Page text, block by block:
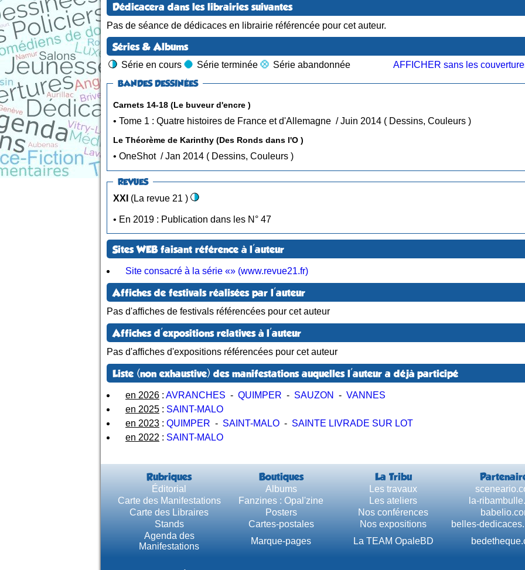
Dédicacera dans les librairies suivantes
Pas de séance de dédicaces en librairie référencée pour cet auteur.
Séries & Albums
Série en cours Série terminée Série abandonnée
AFFICHER sans les
BANDES DESSINÉES
Carnets 14-18 (Le buveur d'encre )
• Tome 1 : Quatre histoires de France et d'Allemagne / Juin 2014 ( Dessins, Couleurs )
Le Théorème de Karinthy (Des Ronds dans l'O )
• OneShot / Jan 2014 ( Dessins, Couleurs )
REVUES
XXI
(La revue 21 )
• En 2019 : Publication dans les N° 47
Sites WEB faisant référence à l'auteur
Site consacré à la série «» (www.revue21.fr)
Affiches de festivals réalisées par l'auteur
Pas d'affiches de festivals référencées pour cet auteur
Affiches d'expositions relatives à l'auteur
Pas d'affiches d'expositions référencées pour cet auteur
Liste (non exhaustive) des manifestations auquelles l'auteur a déjà participé
en 2026 : AVRANCHES - QUIMPER - SAUZON - VANNES
en 2025 : SAINT-MALO
en 2023 : QUIMPER - SAINT-MALO - SAINTE LIVRADE SUR LOT
en 2022 : SAINT-MALO
Rubriques Boutiques La Tribu
Éditorial Albums Les travaux
Carte des Manifestations
Fanzines : Opal'zine Les ateliers
la-
Carte des Libraires
Posters Nos conférences
Stands
Cartes-postales Nos expositions
belles-
Agenda des
Manifestations
Marque-pages La TEAM OpaleBD